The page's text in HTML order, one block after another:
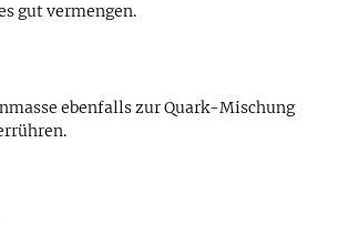
gut vermengen.
ebenfalls zur Quark-Mischung